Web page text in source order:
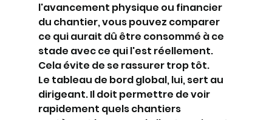
l'avancement physique ou financier
du chantier, vous pouvez comparer
ce qui aurait dû être consommé à ce
stade avec ce qui l'est réellement.
Cela évite de se rassurer trop tôt.
Le tableau de bord global, lui, sert au
dirigeant. Il doit permettre de voir
rapidement quels chantiers